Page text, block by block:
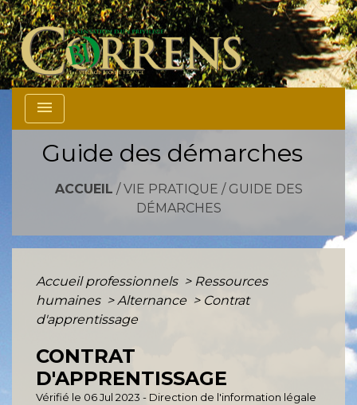
menu
Guide des démarches
ACCUEIL / VIE PRATIQUE / GUIDE DES
DÉMARCHES
Accueil professionnels > Ressources
humaines > Alternance > Contrat
d'apprentissage
CONTRAT
D'APPRENTISSAGE
Vérifié le 06 Jul 2023 - Direction de l'information légale